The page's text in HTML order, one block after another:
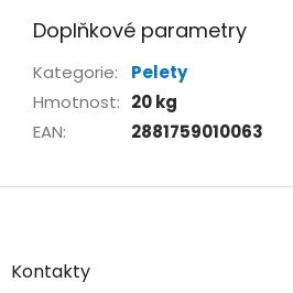
Doplňkové parametry
Kategorie:
Pelety
Hmotnost: 20 kg
EAN: 2881759010063
Z
aKontakty